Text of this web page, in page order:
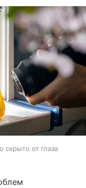
скрыто от глаза